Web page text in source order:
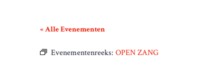
« Alle Evenementen
Evenementenreeks: OPEN ZANG